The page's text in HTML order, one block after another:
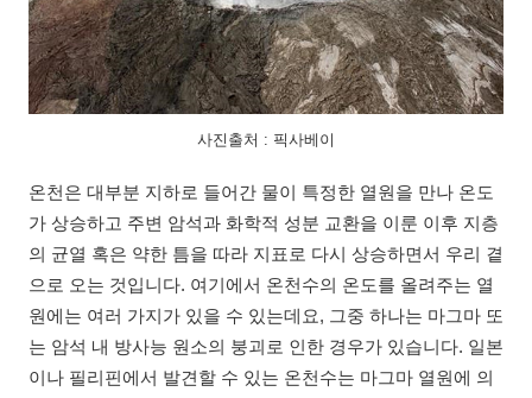
사진출처 : 픽사베이
온천은 대부분 지하로 들어간 물이 특정한 열원을 만나 온도
가 상승하고 주변 암석과 화학적 성분 교환을 이룬 이후 지층
의 균열 혹은 약한 틈을 따라 지표로 다시 상승하면서 우리 곁
으로 오는 것입니다. 여기에서 온천수의 온도를 올려주는 열
원에는 여러 가지가 있을 수 있는데요, 그중 하나는 마그마 또
는 암석 내 방사능 원소의 붕괴로 인한 경우가 있습니다. 일본
이나 필리핀에서 발견할 수 있는 온천수는 마그마 열원에 의